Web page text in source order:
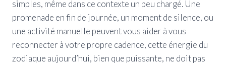
simples, même dans ce contexte un peu chargé. Une
promenade en fin de journée, un moment de silence, ou
une activité manuelle peuvent vous aider à vous
reconnecter à votre propre cadence, cette énergie du
zodiaque aujourd’hui, bien que puissante, ne doit pas